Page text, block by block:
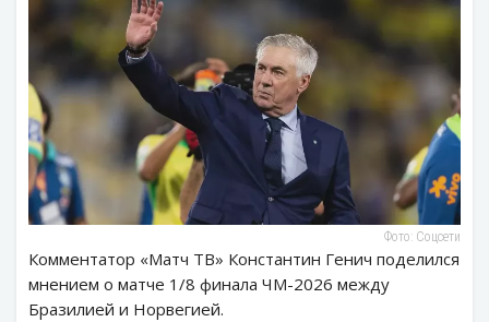
Фото: Соцсети
Комментатор «Матч ТВ» Константин Генич поделился
мнением о матче 1/8 финала ЧМ-2026 между
Бразилией и Норвегией.